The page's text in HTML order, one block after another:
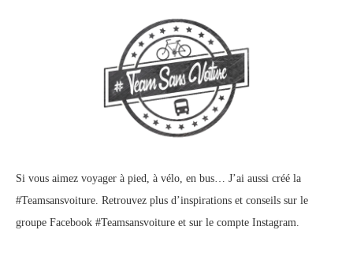
Si vous aimez voyager à pied, à vélo, en bus… J’ai aussi créé la
#Teamsansvoiture. Retrouvez plus d’inspirations et conseils sur le
groupe Facebook #Teamsansvoiture et sur le compte Instagram